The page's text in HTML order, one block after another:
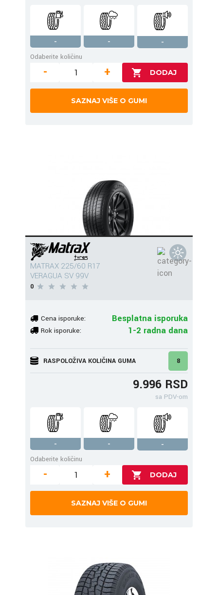
- -
-
Odaberite količinu
- +
SAZNAJ VIŠE O GUMI
MATRAX 225/60 R17
VERAGUA SV 99V
0
Cena isporuke: Besplatna isporuka
Rok isporuke: 1-2 radna dana
RASPOLOŽIVA KOLIČINA GUMA 8
9.996 RSD
sa PDV-om
- -
-
Odaberite količinu
- +
SAZNAJ VIŠE O GUMI